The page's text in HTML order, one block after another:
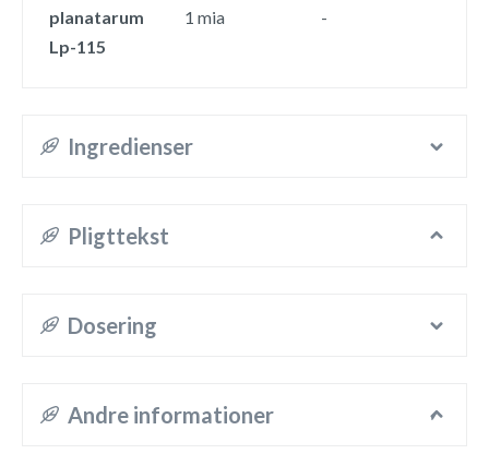
planatarum
Lp-115
1 mia -
Ingredienser
Pligttekst
Dosering
Andre informationer